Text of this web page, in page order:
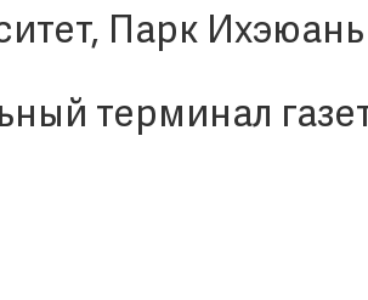
Парк
терминал